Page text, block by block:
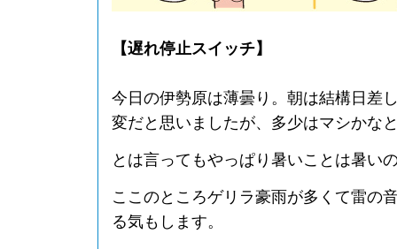
【遅れ停止スイッチ】
今日の伊勢原は薄曇り。朝は結構日差
変だと思いましたが、多少はマシかな
とは言ってもやっぱり暑いことは暑い
ここのところゲリラ豪雨が多くて雷の
る気もします。